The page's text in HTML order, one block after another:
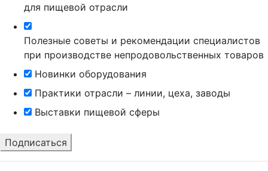
для пищевой отрасли
Полезные советы и рекомендации специалистов
при производстве непродовольственных товаров
Новинки оборудования
Практики отрасли – линии, цеха, заводы
Выставки пищевой сферы